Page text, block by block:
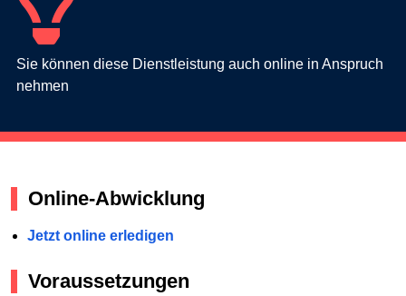
Sie können diese Dienstleistung auch online in Anspruch
nehmen
Online-Abwicklung
Jetzt online erledigen
Voraussetzungen